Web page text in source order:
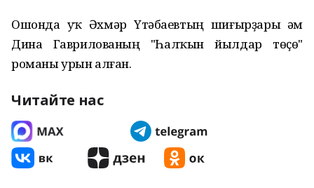
Ошонда уҡ Әхмәр Үтәбаевтың шиғырҙары һәм
Дина Гаврилованың "Һалҡын йылдар төҫө"
романы урын алған.
Читайте нас